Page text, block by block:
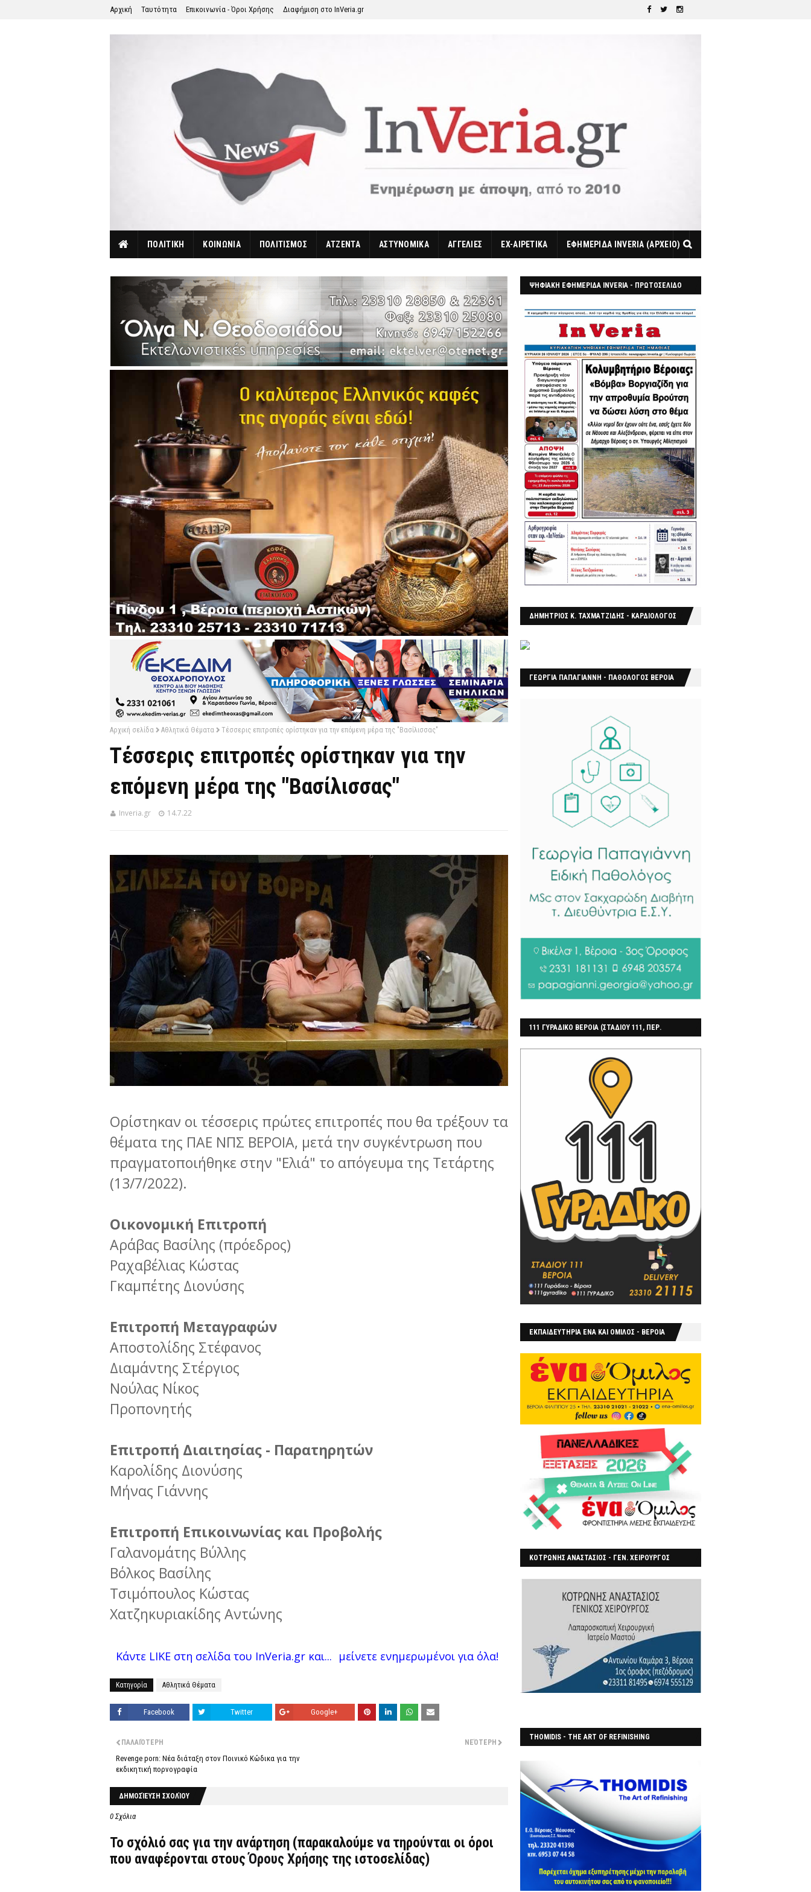
Αρχική Ταυτότητα Επικοινωνία - Όροι Χρήσης Διαφήμιση στο InVeria.gr
ΠΟΛΙΤΙΚΗ ΚΟΙΝΩΝΙΑ ΠΟΛΙΤΙΣΜΟΣ ΑΤΖΕΝΤΑ ΑΣΤΥΝΟΜΙΚΑ ΑΓΓΕΛΙΕΣ EX-ΑΙΡΕΤΙΚΑ ΕΦΗΜΕΡΙΔΑ INVERIA (ΑΡΧΕΙΟ)
Αρχική σελίδα Αθλητικά Θέματα Τέσσερις επιτροπές ορίστηκαν για την επόμενη μέρα της "Βασίλισσας"
Τέσσερις επιτροπές ορίστηκαν για την
επόμενη μέρα της "Βασίλισσας"
Inveria.gr 14.7.22
Ορίστηκαν οι τέσσερις πρώτες επιτροπές που θα τρέξουν τα
θέματα της ΠΑΕ ΝΠΣ ΒΕΡΟΙΑ, μετά την συγκέντρωση που
πραγματοποιήθηκε στην "Ελιά" το απόγευμα της Τετάρτης
(13/7/2022).
Οικονομική Επιτροπή
Αράβας Βασίλης (πρόεδρος)
Ραχαβέλιας Κώστας
Γκαμπέτης Διονύσης
Επιτροπή Μεταγραφών
Αποστολίδης Στέφανος
Διαμάντης Στέργιος
Νούλας Νίκος
Προπονητής
Επιτροπή Διαιτησίας - Παρατηρητών
Καρολίδης Διονύσης
Μήνας Γιάννης
Επιτροπή Επικοινωνίας και Προβολής
Γαλανομάτης Βύλλης
Βόλκος Βασίλης
Τσιμόπουλος Κώστας
Χατζηκυριακίδης Αντώνης
Κάντε LIKE στη σελίδα του InVeria.gr και... μείνετε ενημερωμένοι για όλα!
Κατηγορία Αθλητικά Θέματα
Facebook Twitter Google+
ΝΕΌΤΕΡΗ
ΠΑΛΑΙΌΤΕΡΗ
Revenge porn: Νέα διάταξη στον Ποινικό Κώδικα για την
εκδικητική πορνογραφία
ΔΗΜΟΣΊΕΥΣΗ ΣΧΟΛΊΟΥ
0 Σχόλια
Το σχόλιό σας για την ανάρτηση (παρακαλούμε να τηρούνται οι όροι
που αναφέρονται στουςΌρους Χρήσης της ιστοσελίδας)
ΨΗΦΙΑΚΗ ΕΦΗΜΕΡΙΔΑ INVERIA - ΠΡΩΤΟΣΕΛΙΔΟ
ΔΗΜΗΤΡΙΟΣ Κ. ΤΑΧΜΑΤΖΙΔΗΣ - ΚΑΡΔΙΟΛΟΓΟΣ
ΓΕΩΡΓΙΑ ΠΑΠΑΓΙΑΝΝΗ - ΠΑΘΟΛΟΓΟΣ ΒΕΡΟΙΑ
111 ΓΥΡΑΔΙΚΟ ΒΕΡΟΙΑ (ΣΤΑΔΙΟΥ 111, ΠΕΡ.
ΕΚΠΑΙΔΕΥΤΗΡΙΑ ΕΝΑ ΚΑΙ ΟΜΙΛΟΣ - ΒΕΡΟΙΑ
ΚΟΤΡΩΝΗΣ ΑΝΑΣΤΑΣΙΟΣ - ΓΕΝ. ΧΕΙΡΟΥΡΓΟΣ
THOMIDIS - THE ART OF REFINISHING